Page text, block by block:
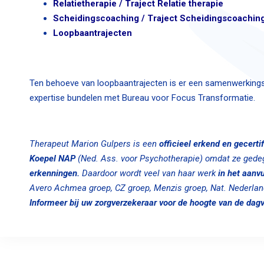
Relatietherapie / Traject Relatie therapie
Scheidingscoaching / Traject
Loopbaantrajecten
Ten behoeve van loopbaantrajecten is er een
expertise bundelen met Bureau voor Focus Transformatie.
Therapeut Marion Gulpers is een officieel erkend en
Koepel NAP(Ned. Ass. voor Psychotherapie) omdat ze
erkenningen. Daardoor wordt veel van haar werkin het
Avero Achmea groep, CZ groep, Menzis groep, Nat.
Informeer bij uw zorgverzekeraar voor de hoogte van de